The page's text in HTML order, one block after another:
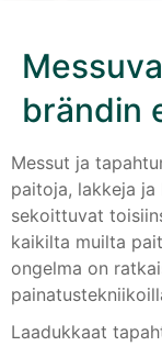
brändin
Messut ja
paitoja, lakkeja ja
sekoittuvat
kaikilta muilta
ongelma on
Laadukkaat